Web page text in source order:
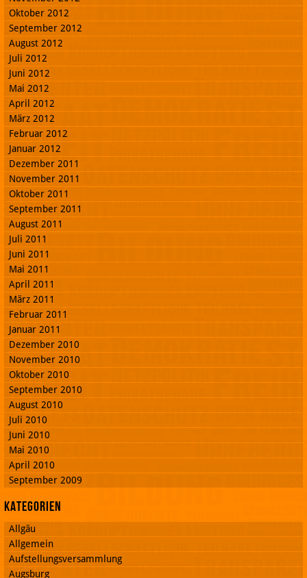
Oktober 2012
September 2012
August 2012
Juli 2012
Juni 2012
Mai 2012
April 2012
März 2012
Februar 2012
Januar 2012
Dezember 2011
November 2011
Oktober 2011
September 2011
August 2011
Juli 2011
Juni 2011
Mai 2011
April 2011
März 2011
Februar 2011
Januar 2011
Dezember 2010
November 2010
Oktober 2010
September 2010
August 2010
Juli 2010
Juni 2010
Mai 2010
April 2010
September 2009
Kategorien
Allgäu
Allgemein
Aufstellungsversammlung
Augsburg